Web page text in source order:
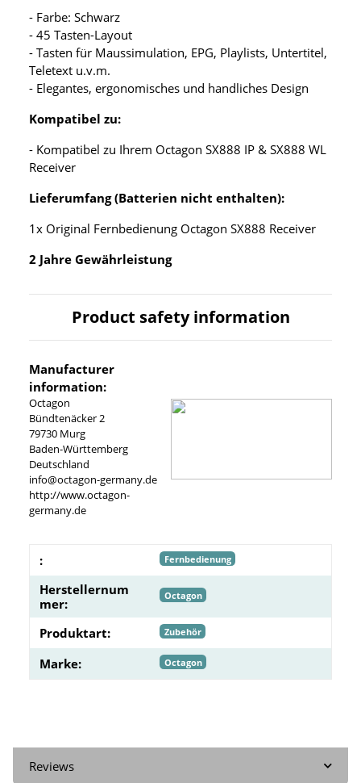
- Farbe: Schwarz
- 45 Tasten-Layout
- Tasten für Maussimulation, EPG, Playlists, Untertitel,
Teletext u.v.m.
- Elegantes, ergonomisches und handliches Design
Kompatibel zu:
- Kompatibel zu Ihrem Octagon SX888 IP & SX888 WL
Receiver
Lieferumfang (Batterien nicht enthalten):
1x Original Fernbedienung Octagon SX888 Receiver
2 Jahre Gewährleistung
Product safety information
Manufacturer
information:
Octagon
Bündtenäcker 2
79730 Murg
Baden-Württemberg
Deutschland
info@octagon-germany.de
http://www.octagon-
germany.de
: Fernbedienung
Herstellernum
mer:
Octagon
Produktart: Zubehör
Marke: Octagon
Reviews